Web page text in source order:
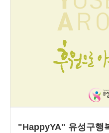
"HappyYA" 유성구행